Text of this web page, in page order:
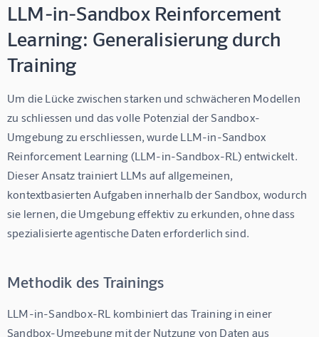
LLM-in-Sandbox Reinforcement
Learning: Generalisierung durch
Training
Um die Lücke zwischen starken und schwächeren Modellen
zu schliessen und das volle Potenzial der Sandbox-
Umgebung zu erschliessen, wurde LLM-in-Sandbox
Reinforcement Learning (LLM-in-Sandbox-RL) entwickelt.
Dieser Ansatz trainiert LLMs auf allgemeinen,
kontextbasierten Aufgaben innerhalb der Sandbox, wodurch
sie lernen, die Umgebung effektiv zu erkunden, ohne dass
spezialisierte agentische Daten erforderlich sind.
Methodik des Trainings
LLM-in-Sandbox-RL kombiniert das Training in einer
Sandbox-Umgebung mit der Nutzung von Daten aus